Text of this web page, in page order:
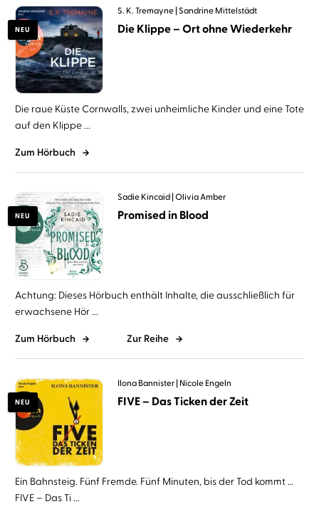
NEU
S. K. Tremayne Sandrine Mittelstädt
Die Klippe – Ort ohne Wiederkehr
Die raue Küste Cornwalls, zwei unheimliche Kinder und eine Tote
auf den Klippe ...
Zum Hörbuch
NEU
Sadie Kincaid Olivia Amber
Promised in Blood
Achtung: Dieses Hörbuch enthält Inhalte, die ausschließlich für
erwachsene Hör ...
Zum Hörbuch Zur Reihe
NEU
Ilona Bannister Nicole Engeln
FIVE – Das Ticken der Zeit
Ein Bahnsteig. Fünf Fremde. Fünf Minuten, bis der Tod kommt …
FIVE – Das Ti ...